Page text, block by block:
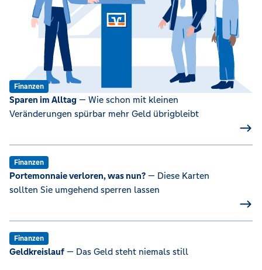
Finanzen
Sparen im Alltag — Wie schon mit kleinen
Veränderungen spürbar mehr Geld übrigbleibt
Finanzen
Portemonnaie verloren, was nun? — Diese Karten
sollten Sie umgehend sperren lassen
Finanzen
Geldkreislauf — Das Geld steht niemals still